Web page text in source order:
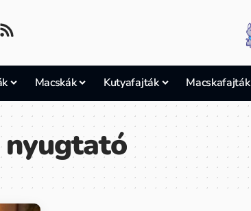
Macskák Kutyafajták Macskafajták
nyugtató